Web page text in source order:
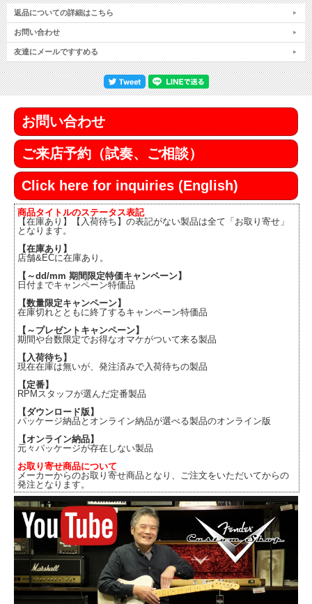
返品についての詳細はこちら
お問い合わせ
友達にメールですすめる
お問い合わせ
ご来店予約（試奏、ご相談）
Click here for inquiries (English)
商品タイトルのステータス表記
【在庫あり】【入荷待ち】の表記がない製品は全て「お取り寄せ」
となります。
【在庫あり】
店舗&ECに在庫あり。
【～dd/mm 期間限定特価キャンペーン】
日付までキャンペーン特価品
【数量限定キャンペーン】
在庫切れとともに終了するキャンペーン特価品
【～プレゼントキャンペーン】
期間や台数限定でお得なオマケがついて来る製品
【入荷待ち】
現在在庫は無いが、発注済みで入荷待ちの製品
【定番】
RPMスタッフが選んだ定番製品
【ダウンロード版】
パッケージ納品とオンライン納品が選べる製品のオンライン版
【オンライン納品】
元々パッケージが存在しない製品
お取り寄せ商品について
メーカーからのお取り寄せ商品となり、ご注文をいただいてからの
発注となります。